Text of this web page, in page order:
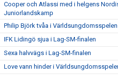
Cooper och Atlassi med i helgens
Juniorlandskamp
Philip Björk tvåa i Världsungdomsspelen
IFK Lidingö sjua i Lag-SM-finalen
Sexa halvvägs i Lag-SM-finalen
Love vann hinder i